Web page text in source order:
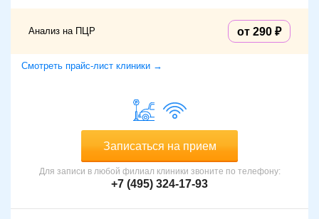
Анализ на ПЦР от 290
Смотреть прайс-лист клиники →
Записаться на прием
Для записи в любой филиал клиники звоните по телефону:
+7 (495) 324-17-93